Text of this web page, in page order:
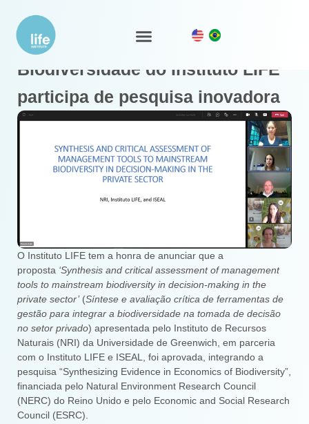
Ferramenta de Negócios &
Biodiversidade do Instituto LIFE
participa de pesquisa inovadora
O Instituto LIFE tem a honra de anunciar que a
proposta ‘Synthesis and critical assessment of management
tools to mainstream biodiversity in decision-making in the
private sector’ (Síntese e avaliação crítica de ferramentas de
gestão para integrar a biodiversidade na tomada de decisão
no setor privado) apresentada pelo Instituto de Recursos
Naturais (NRI) da Universidade de Greenwich, em parceria
com o Instituto LIFE e ISEAL, foi aprovada, integrando a
pesquisa “Synthesizing Evidence in Economics of Biodiversity”,
financiada pelo Natural Environment Research Council
(NERC) do Reino Unido e pelo Economic and Social Research
Council (ESRC).